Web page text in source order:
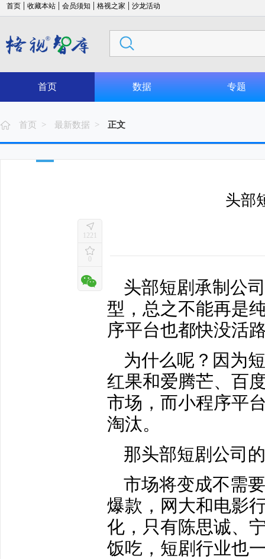
首页 | 收藏本站 | 会员须知 | 格视之家 | 沙龙活动
首页 数据 专题
首页 > 最新数据 > 正文
1221
0
头部
头部短剧承制公
型，总之不能再是
序平台也都快没活
为什么呢？因为
红果和爱腾芒、百
市场，而小程序平
淘汰。
那头部短剧公司
市场将变成不需
爆款，网大和电影
化，只有陈思诚、
饭吃，短剧行业也